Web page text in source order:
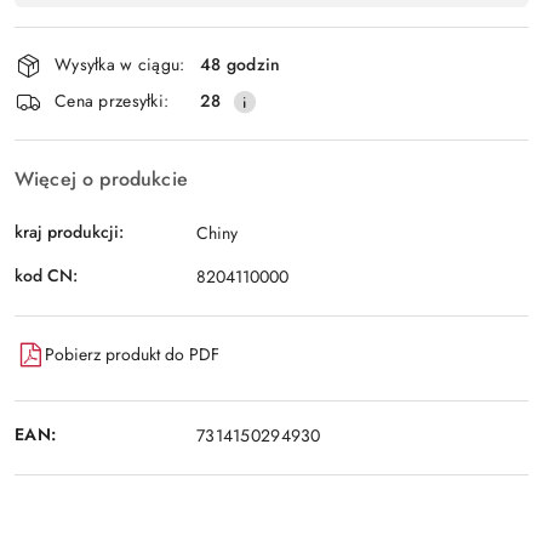
płatność
i
dostawa
Wysyłka w ciągu:
48 godzin
Cena przesyłki:
28
Więcej o produkcie
kraj produkcji:
Chiny
kod CN:
8204110000
Pobierz produkt do PDF
EAN: 7314150294930